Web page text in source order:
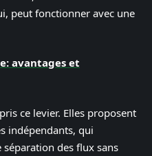
peut fonctionner avec une
avantages et
ce levier. Elles proposent
indépendants, qui
séparation des flux sans